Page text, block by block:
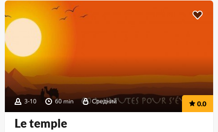
3-10 60 min Средний 0.0
Le temple